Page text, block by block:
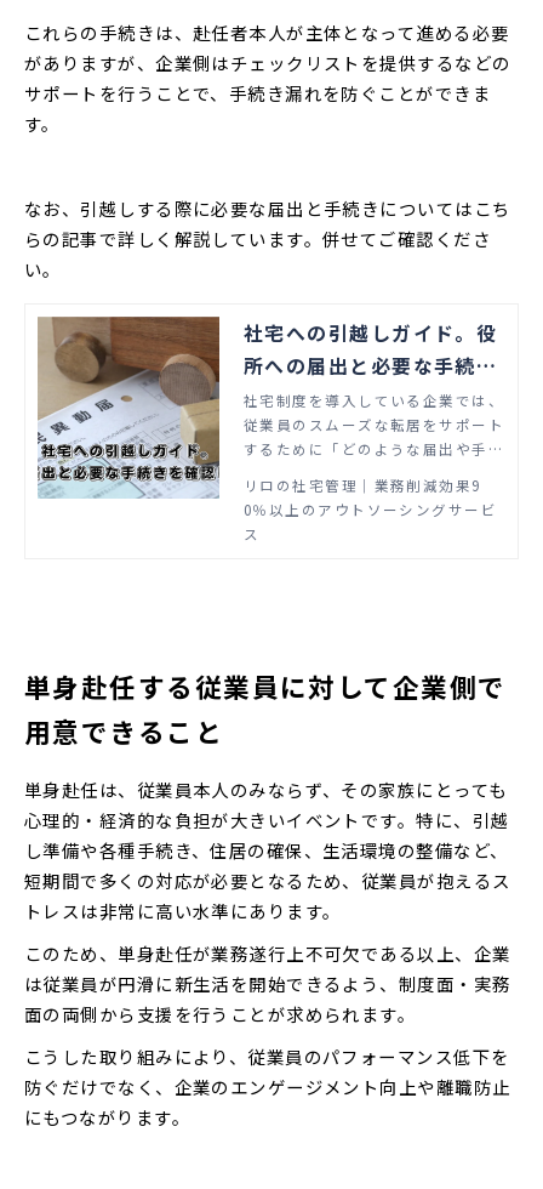
これらの手続きは、赴任者本人が主体となって進める必要
がありますが、企業側はチェックリストを提供するなどの
サポートを行うことで、手続き漏れを防ぐことができま
す。
なお、引越しする際に必要な届出と手続きについてはこち
らの記事で詳しく解説しています。併せてご確認くださ
い。
社宅への引越しガイド。役
所への届出と必要な手続き
を確認しておこう
社宅制度を導入している企業では、
従業員のスムーズな転居をサポート
するために「どのような届出や手続
い」「必要な書類や期限についてマ
ニュアルにまとめておきたい」など
とお考えの方もいるのではないでし
リロの社宅管理│業務削減効果9
0％以上のアウトソーシングサービ
ス
単身赴任する従業員に対して企業側で
用意できること
単身赴任は、従業員本人のみならず、その家族にとっても
心理的・経済的な負担が大きいイベントです。特に、引越
し準備や各種手続き、住居の確保、生活環境の整備など、
短期間で多くの対応が必要となるため、従業員が抱えるス
トレスは非常に高い水準にあります。
このため、単身赴任が業務遂行上不可欠である以上、企業
は従業員が円滑に新生活を開始できるよう、制度面・実務
面の両側から支援を行うことが求められます。
こうした取り組みにより、従業員のパフォーマンス低下を
防ぐだけでなく、企業のエンゲージメント向上や離職防止
にもつながります。